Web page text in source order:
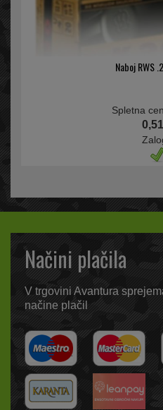
Naboj RWS
Spletna
Načini plačila
V trgovini Avantura
načine plačil